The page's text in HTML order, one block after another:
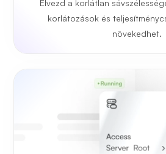
Élvezd a korlátlan
korlátozások és
növekedhet.